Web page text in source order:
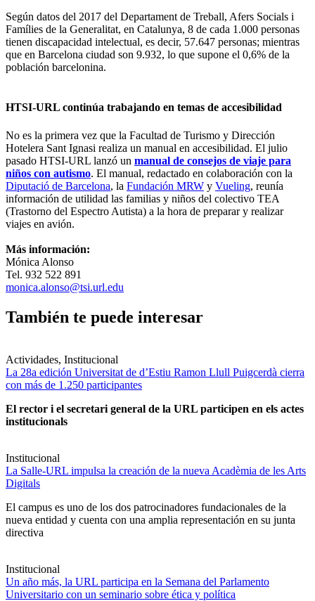
Según datos del 2017 del Departament de Treball, Afers Socials i
Famílies de la Generalitat, en Catalunya, 8 de cada 1.000 personas
tienen discapacidad intelectual, es decir, 57.647 personas; mientras
que en Barcelona ciudad son 9.932, lo que supone el 0,6% de la
población barcelonina.
HTSI-URL continúa trabajando en temas de accesibilidad
No es la primera vez que la Facultad de Turismo y Dirección
Hotelera Sant Ignasi realiza un manual en accesibilidad. El julio
pasado HTSI-URL lanzó un manual de consejos de viaje para
niños con autismo. El manual, redactado en colaboración con la
Diputació de Barcelona, la Fundación MRW y Vueling, reunía
información de utilidad las familias y niños del colectivo TEA
(Trastorno del Espectro Autista) a la hora de preparar y realizar
viajes en avión.
Más información:
Mónica Alonso
Tel. 932 522 891
monica.alonso@tsi.url.edu
También te puede interesar
Actividades, Institucional
La 28a edición Universitat de d’Estiu Ramon Llull Puigcerdà cierra
con más de 1.250 participantes
El rector i el secretari general de la URL participen en els actes
institucionals
Institucional
La Salle-URL impulsa la creación de la nueva Acadèmia de les Arts
Digitals
El campus es uno de los dos patrocinadores fundacionales de la
nueva entidad y cuenta con una amplia representación en su junta
directiva
Institucional
Un año más, la URL participa en la Semana del Parlamento
Universitario con un seminario sobre ética y política